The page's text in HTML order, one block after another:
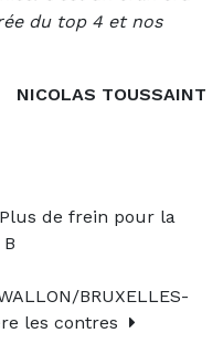
du top 4 et nos
NICOLAS TOUSSAINT
Plus de frein pour la
BRUXELLES-
les contres